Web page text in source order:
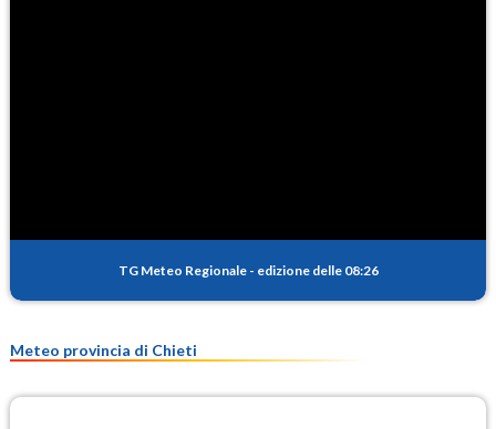
PM25
TG Meteo Regionale - edizione delle 08:26
Meteo provincia di Chieti